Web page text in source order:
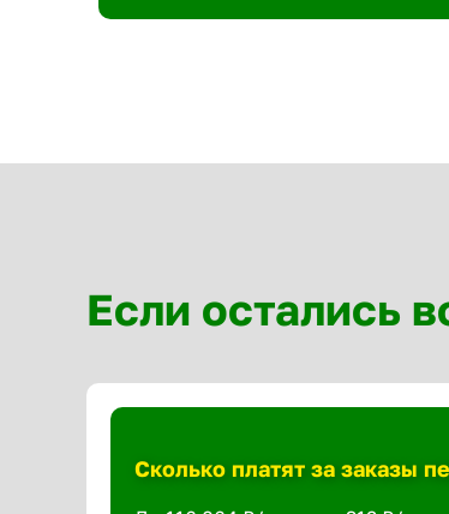
Если остались
Сколько платят за заказы